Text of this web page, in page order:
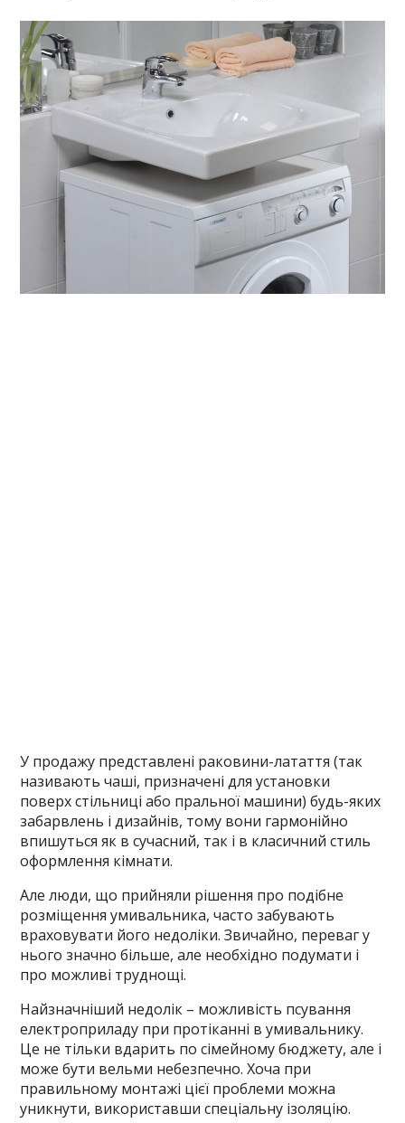
У продажу представлені раковини-латаття (так
називають чаші, призначені для установки
поверх стільниці або пральної машини) будь-яких
забарвлень і дизайнів, тому вони гармонійно
впишуться як в сучасний, так і в класичний стиль
оформлення кімнати.
Але люди, що прийняли рішення про подібне
розміщення умивальника, часто забувають
враховувати його недоліки. Звичайно, переваг у
нього значно більше, але необхідно подумати і
про можливі труднощі.
Найзначніший недолік – можливість псування
електроприладу при протіканні в умивальнику.
Це не тільки вдарить по сімейному бюджету, але і
може бути вельми небезпечно. Хоча при
правильному монтажі цієї проблеми можна
уникнути, використавши спеціальну ізоляцію.